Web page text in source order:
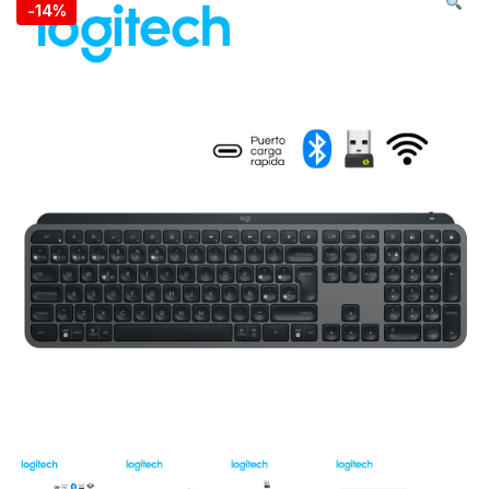
-14%